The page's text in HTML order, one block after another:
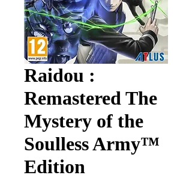
Raidou :
Remastered The
Mystery of the
Soulless Army™
Edition